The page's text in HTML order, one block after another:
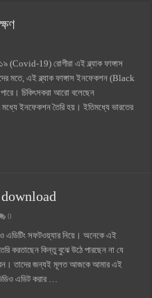
এর সুযোগ সুবিধা
ব্যবসার আইডিয়া
(Covid-19) রোগীরা এই ব্ল্যাক ফাঙ্গাস
মতে, এই ব্ল্যাক ফাঙ্গাস ইনফেকশন (Black
চিকিৎসকরা আরো বলেছেন
ইনফেকশন তৈরি হয়। ইতিমধ্যে ভারতের
download
0
এডিটিং সফটওয়্যার নিয়ে। অনেকে এই
করতাছেন কিন্তু বুঝে উঠে পারছেন না যে
তাদের জন্যই মূলত আজকে আমার এই
এডিট করার …